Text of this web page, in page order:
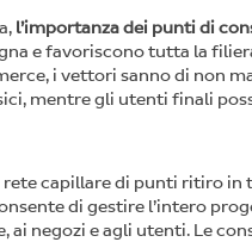
l’importanza dei punti di
e favoriscono tutta la
i vettori sanno di non
mentre gli utenti finali
capillare di punti ritiro in
di gestire l’intero
negozi e agli utenti. Le